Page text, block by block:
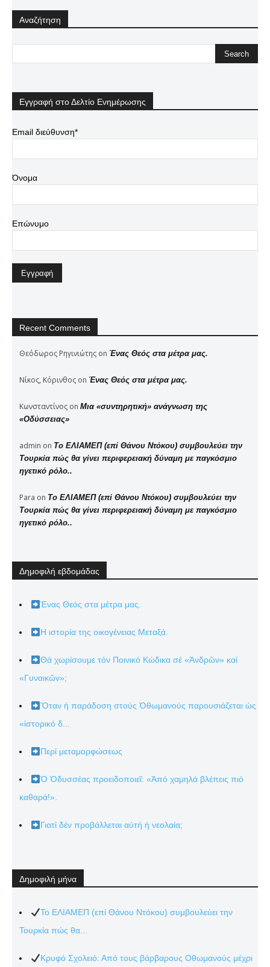
Αναζήτηση
Εγγραφή στο Δελτίο Ενημέρωσης
Email διεύθυνση*
Όνομα
Επώνυμο
Recent Comments
Θεόδωρος Ρηγινιώτης on Ένας Θεός στα μέτρα μας.
Νίκος, Κόρινθος on Ένας Θεός στα μέτρα μας.
Κωνσταντίνος on Μια «συντηρητική» ανάγνωση της
«Οδύσσειας»
admin on Το ΕΛΙΑΜΕΠ (επί Θάνου Ντόκου) συμβουλεύει την
Τουρκία πώς θα γίνει περιφερειακή δύναμη με παγκόσμιο
ηγετικό ρόλο..
Para on Το ΕΛΙΑΜΕΠ (επί Θάνου Ντόκου) συμβουλεύει την
Τουρκία πώς θα γίνει περιφερειακή δύναμη με παγκόσμιο
ηγετικό ρόλο..
Δημοφιλή εβδομάδας
Ένας Θεός στα μέτρα μας.
Η ιστορία της οικογένειας Μεταξά.
Θά χωρίσουμε τόν Ποινικό Κώδικα σέ «Ἀνδρῶν» καί
«Γυναικῶν»;
Ὅταν ἡ παράδοση στούς Ὀθωμανούς παρουσιάζεται ὡς
«ἱστορικό δ...
Περί μεταμορφώσεως
Ὁ Ὀδυσσέας προειδοποιεῖ: «Ἀπό χαμηλά βλέπεις πιό
καθαρά!».
Γιατί δέν προβάλλεται αὐτή ἡ νεολαία;
Δημοφιλή μήνα
Το ΕΛΙΑΜΕΠ (επί Θάνου Ντόκου) συμβουλεύει την
Τουρκία πώς θα...
Κρυφό Σχολειό: Από τους βάρβαρους Οθωμανούς μέχρι